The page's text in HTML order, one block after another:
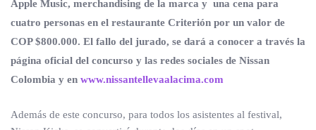
Apple Music, merchandising de la marca y una cena para
cuatro personas en el restaurante Criterión por un valor de
COP $800.000. El fallo del jurado, se dará a conocer a través la
página oficial del concurso y las redes sociales de Nissan
Colombia y en www.nissantellevaalacima.com
Además de este concurso, para todos los asistentes al festival,